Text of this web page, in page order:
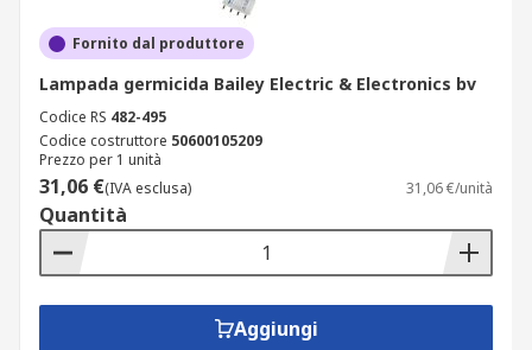
Fornito dal produttore
Lampada germicida Bailey Electric & Electronics bv
Codice RS 482-495
Codice costruttore 50600105209
Prezzo per 1 unità
31,06 €(IVA esclusa) 31,06 €/unità
Quantità
Aggiungi